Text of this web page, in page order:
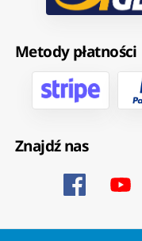
Metody płatności
Znajdź nas